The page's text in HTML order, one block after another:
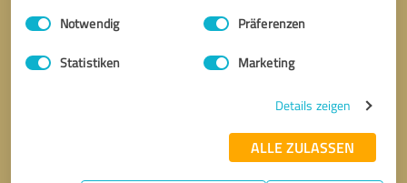
Impressum Datenschutzbestimmungen
Einwilligungsauswahl
Notwendig Präferenzen
Statistiken Marketing
Details zeigen
ALLE ZULASSEN
* Erforderliche Angaben